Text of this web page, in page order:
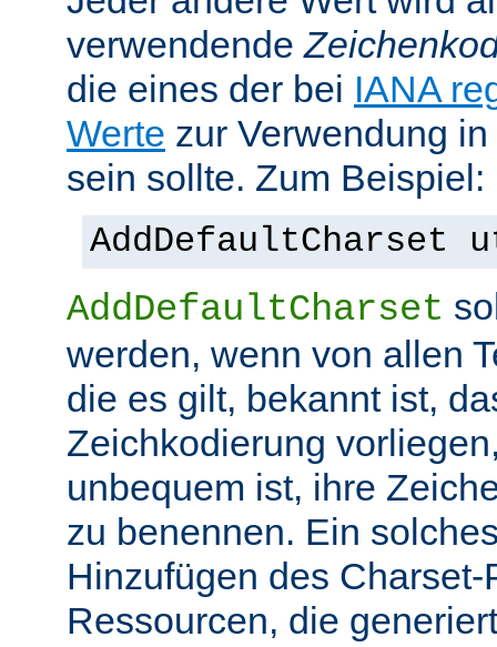
verwendende
die eines der bei IANA
Werte zur Verwendung
sein sollte. Zum Beispiel:
AddDefaultCharset
AddDefaultCharset
werden, wenn von allen
die es gilt, bekannt ist,
Zeichkodierung
unbequem ist, ihre
zu benennen. Ein
Hinzufügen des
Ressourcen, die